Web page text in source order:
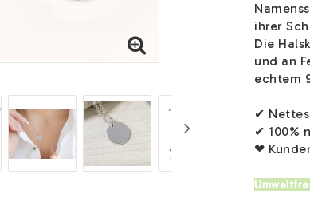
ihrer
Die
und an
echtem
✔
✔ 100%
❤